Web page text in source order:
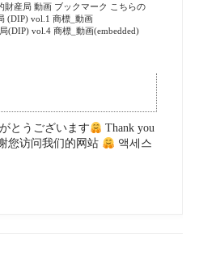
産局 動画 ブックマーク こちらの
(DIP) vol.1 商標_動画
(DIP) vol.4 商標_動画(embedded)
とうございます
Thank you
您访问我们的网站
액세스